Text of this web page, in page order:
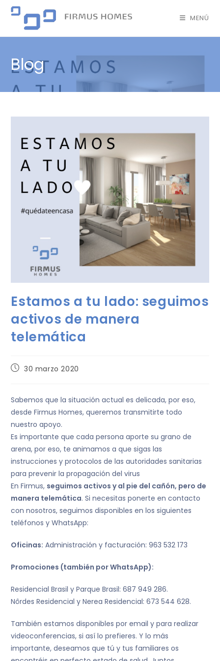
MENÚ
Blog
Estamos a tu lado: seguimos
activos de manera
telemática
30 marzo 2020
Sabemos que la situación actual es delicada, por eso,
desde Firmus Homes, queremos transmitirte todo
nuestro apoyo.
Es importante que cada persona aporte su grano de
arena, por eso, te animamos a que sigas las
instrucciones y protocolos de las autoridades sanitarias
para prevenir la propagación del virus
En Firmus, seguimos activos y al pie del cañón, pero de
manera telemática. Si necesitas ponerte en contacto
con nosotros, seguimos disponibles en los siguientes
teléfonos y WhatsApp:
Oficinas: Administración y facturación: 963 532 173
Promociones (también por WhatsApp):
Residencial Brasil y Parque Brasil: 687 949 286.
Nôrdes Residencial y Nerea Residencial: 673 544 628.
También estamos disponibles por email y para realizar
videoconferencias, si así lo prefieres. Y lo más
importante, deseamos que tú y tus familiares os